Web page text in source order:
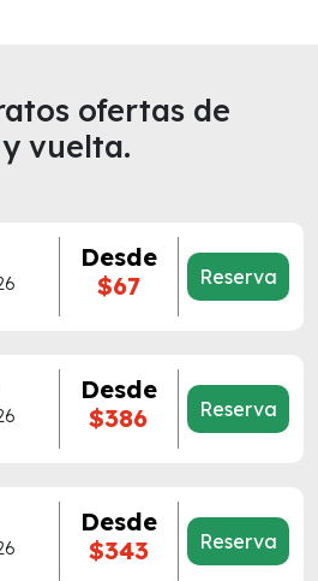
ofertas de
vuelta.
Desde
$67
Reserva
Desde
$386
Reserva
Desde
$343
Reserva